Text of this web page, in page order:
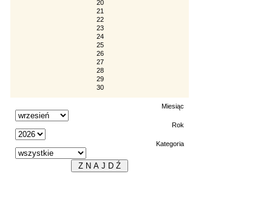
20
21
22
23
24
25
26
27
28
29
30
Miesiąc
Rok
Kategoria